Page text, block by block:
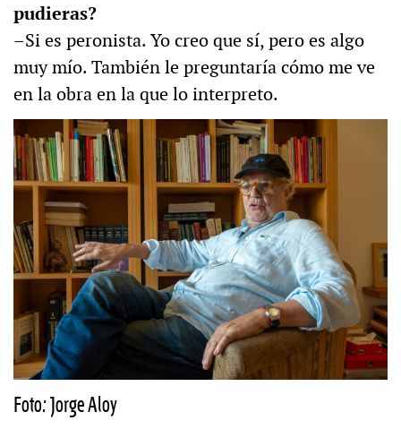
pudieras?
–Si es peronista. Yo creo que sí, pero es algo
muy mío. También le preguntaría cómo me ve
en la obra en la que lo interpreto.
Foto: Jorge Aloy